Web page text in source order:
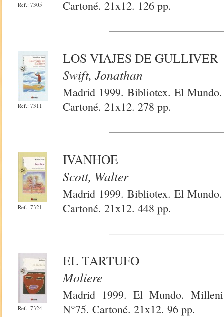
Ref.: 7305
Cartoné. 21x12. 126 pp.
Ref.: 7311
LOS VIAJES DE GULLIVER
Swift, Jonathan
Madrid 1999. Bibliotex. El
Cartoné. 21x12. 278 pp.
Ref.: 7321
IVANHOE
Scott, Walter
Madrid 1999. Bibliotex. El
Cartoné. 21x12. 448 pp.
Ref.: 7324
EL TARTUFO
Moliere
Madrid 1999. El Mundo.
N°75. Cartoné. 21x12. 96 pp.